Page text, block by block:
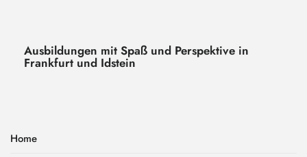
Ausbildungen mit Spaß und Perspektive in
Frankfurt und Idstein
Home